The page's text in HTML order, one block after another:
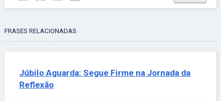
FRASES RELACIONADAS
Júbilo Aguarda: Segue Firme na Jornada da
Reflexão